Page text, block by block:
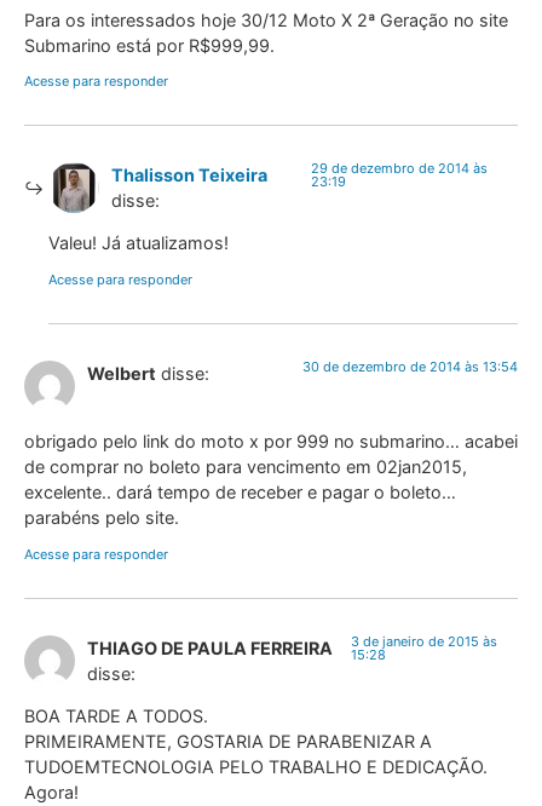
Para os interessados hoje 30/12 Moto X 2ª Geração no site
Submarino está por R$999,99.
Acesse para responder
Thalisson Teixeira
disse:
29 de dezembro de 2014 às
23:19
Valeu! Já atualizamos!
Acesse para responder
Welbert disse: 30 de dezembro de 2014 às 13:54
obrigado pelo link do moto x por 999 no submarino… acabei
de comprar no boleto para vencimento em 02jan2015,
excelente.. dará tempo de receber e pagar o boleto…
parabéns pelo site.
Acesse para responder
THIAGO DE PAULA FERREIRA
disse:
3 de janeiro de 2015 às
15:28
BOA TARDE A TODOS.
PRIMEIRAMENTE, GOSTARIA DE PARABENIZAR A
TUDOEMTECNOLOGIA PELO TRABALHO E DEDICAÇÃO.
Agora!